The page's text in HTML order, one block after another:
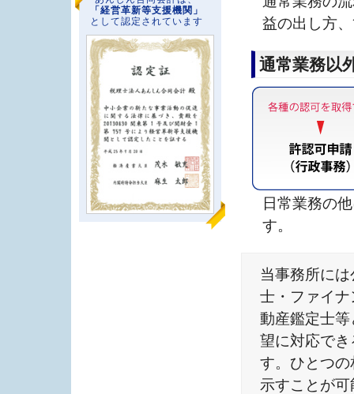
益の出し方
通常業務以
日常業務の
す。
当事務所に
士・ファイ
動産鑑定士
望に対応で
す。ひとつ
示すことが
「経営革新等支援機関」
として認定されています